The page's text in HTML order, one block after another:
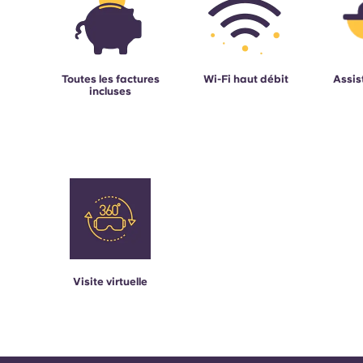
Toutes les factures
incluses
Wi-Fi haut débit
Visite virtuelle